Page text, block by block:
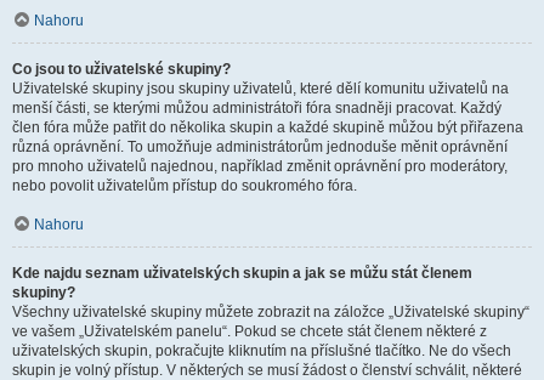
Nahoru
Co jsou to uživatelské skupiny?
Uživatelské skupiny jsou skupiny uživatelů, které dělí komunitu uživatelů na
menší části, se kterými můžou administrátoři fóra snadněji pracovat. Každý
člen fóra může patřit do několika skupin a každé skupině můžou být přiřazena
různá oprávnění. To umožňuje administrátorům jednoduše měnit oprávnění
pro mnoho uživatelů najednou, například změnit oprávnění pro moderátory,
nebo povolit uživatelům přístup do soukromého fóra.
Nahoru
Kde najdu seznam uživatelských skupin a jak se můžu stát členem
skupiny?
Všechny uživatelské skupiny můžete zobrazit na záložce „Uživatelské skupiny“
ve vašem „Uživatelském panelu“. Pokud se chcete stát členem některé z
uživatelských skupin, pokračujte kliknutím na příslušné tlačítko. Ne do všech
skupin je volný přístup. V některých se musí žádost o členství schválit, některé